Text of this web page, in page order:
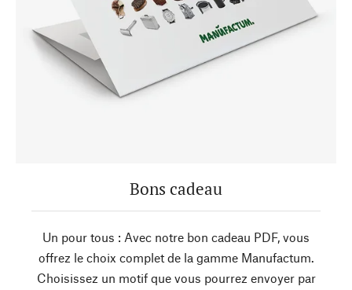
Bons cadeau
Un pour tous : Avec notre bon cadeau PDF, vous
offrez le choix complet de la gamme Manufactum.
Choisissez un motif que vous pourrez envoyer par